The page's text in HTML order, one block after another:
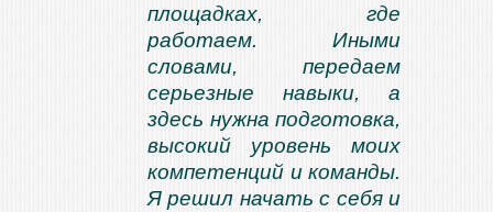
площадках, где
работаем. Иными
словами, передаем
серьезные навыки, а
здесь нужна подготовка,
высокий уровень моих
компетенций и команды.
Я решил начать с себя и